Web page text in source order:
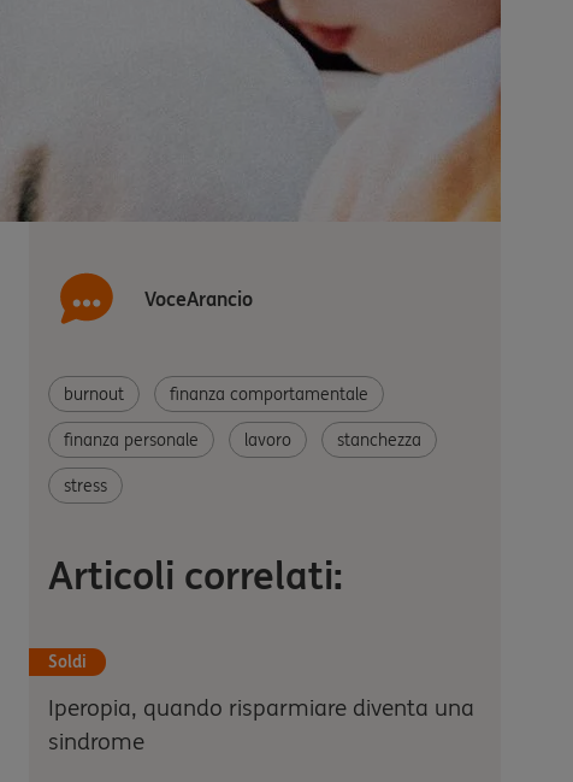
VoceArancio
burnout finanza comportamentale
finanza personale lavoro stanchezza
stress
Articoli correlati:
Soldi
Iperopia, quando risparmiare diventa una
sindrome